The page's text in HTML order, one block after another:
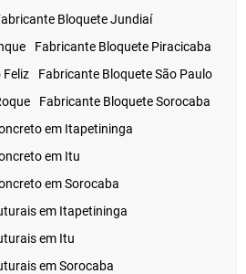
Bloquete Jundiaí
Fabricante Bloquete Piracicaba
Fabricante Bloquete São Paulo
Fabricante Bloquete Sorocaba
em Itapetininga
em Itu
em Sorocaba
em Itapetininga
em Itu
em Sorocaba